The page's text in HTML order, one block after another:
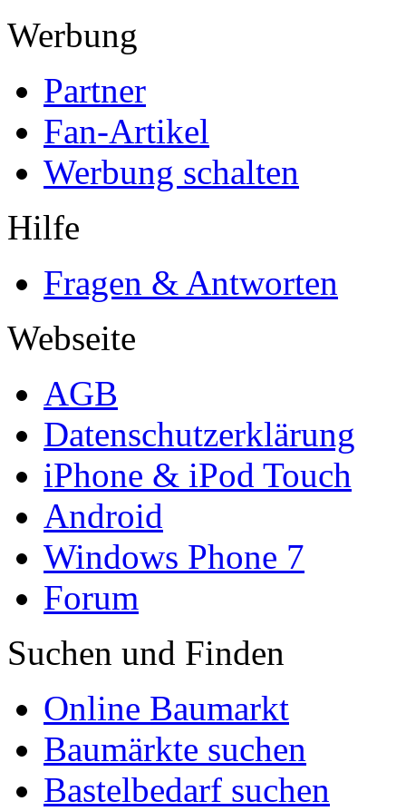
Werbung
Partner
Fan-Artikel
Werbung schalten
Hilfe
Fragen & Antworten
Webseite
AGB
Datenschutzerklärung
iPhone & iPod Touch
Android
Windows Phone 7
Forum
Suchen und Finden
Online Baumarkt
Baumärkte suchen
Bastelbedarf suchen